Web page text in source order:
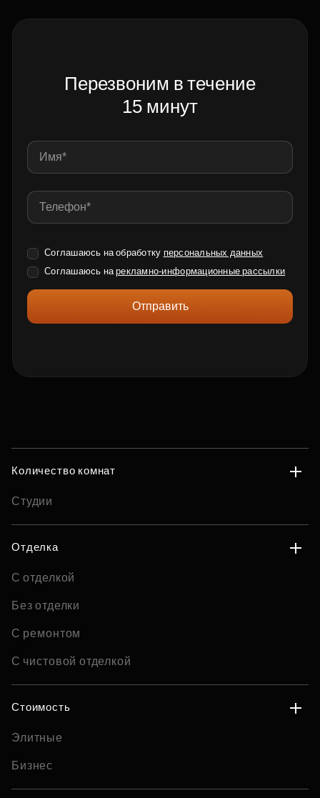
Перезвоним в течение
15 минут
Соглашаюсь на обработку персональных данных
Соглашаюсь нарекламно-информационные рассылки
Отправить
Количество комнат
Студии
Отделка
С отделкой
Без отделки
С ремонтом
С чистовой отделкой
Стоимость
Элитные
Бизнес